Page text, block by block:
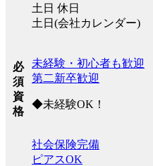
土日 休日
土日(会社カレンダー)
必
須
資
格
未経験・初心者も歓迎
第二新卒歓迎
◆未経験OK！
社会保険完備
ピアスOK